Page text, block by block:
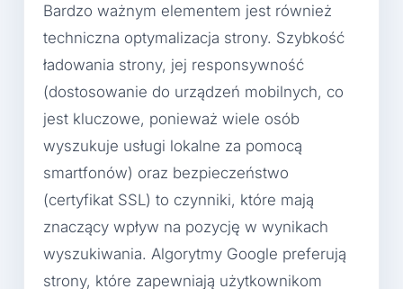
Bardzo ważnym elementem jest również
techniczna optymalizacja strony. Szybkość
ładowania strony, jej responsywność
(dostosowanie do urządzeń mobilnych, co
jest kluczowe, ponieważ wiele osób
wyszukuje usługi lokalne za pomocą
smartfonów) oraz bezpieczeństwo
(certyfikat SSL) to czynniki, które mają
znaczący wpływ na pozycję w wynikach
wyszukiwania. Algorytmy Google preferują
strony, które zapewniają użytkownikom